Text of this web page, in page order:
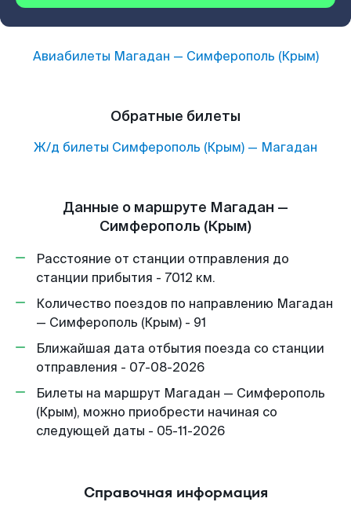
Авиабилеты Магадан — Симферополь (Крым)
Обратные билеты
Ж/д билеты Симферополь (Крым) — Магадан
Данные о маршруте Магадан —
Симферополь (Крым)
Расстояние от станции отправления до
станции прибытия - 7012 км.
Количество поездов по направлению Магадан
— Симферополь (Крым) - 91
Ближайшая дата отбытия поезда со станции
отправления - 07-08-2026
Билеты на маршрут Магадан — Симферополь
(Крым), можно приобрести начиная со
следующей даты - 05-11-2026
Справочная информация